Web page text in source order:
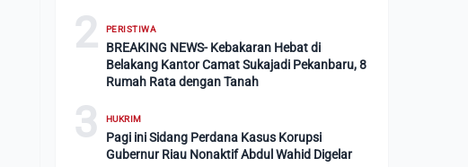
2 PERISTIWA
BREAKING NEWS- Kebakaran Hebat di
Belakang Kantor Camat Sukajadi Pekanbaru, 8
Rumah Rata dengan Tanah
3 HUKRIM
Pagi ini Sidang Perdana Kasus Korupsi
Gubernur Riau Nonaktif Abdul Wahid Digelar